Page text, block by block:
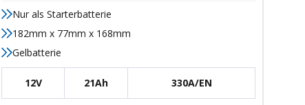
Nur als Starterbatterie
182mm x 77mm x 168mm
Gelbatterie
12V 21Ah 330A/EN